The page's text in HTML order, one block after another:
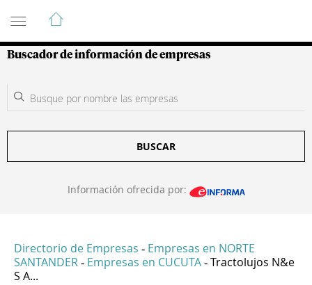
Guía de Empresas Colombianas
Buscador de información de empresas
BUSCAR
Información ofrecida por:
Directorio de Empresas - Empresas en NORTE
SANTANDER - Empresas en CUCUTA - Tractolujos N&e
S A...